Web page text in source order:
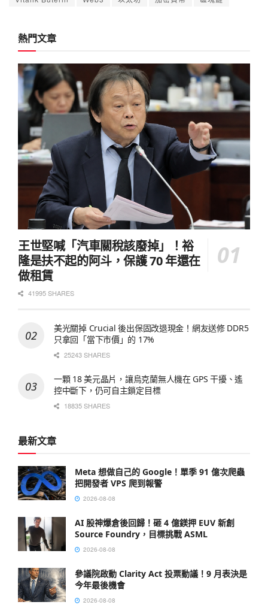
熱門文章
王世堅喊「汽車關稅該廢掉」！裕
隆是扶不起的阿斗，保護 70 年還在
做租賃
41995 SHARES
美光關掉 Crucial 後出保固改退現金！網友送修 DDR5
只拿回「當下市價」的 17%
25243 SHARES
一顆 18 美元晶片，讓烏克蘭無人機在 GPS 干擾、遙
控中斷下，仍可自主鎖定目標
18835 SHARES
最新文章
Meta 想做自己的 Google！單季 91 億次爬蟲
把開發者 VPS 爬到報警
2026-08-08
AI 股神爆倉後回歸！砸 4 億鎂押 EUV 新創
Source Foundry，目標挑戰 ASML
2026-08-08
參議院啟動 Clarity Act 投票動議！9 月表決是
今年最後機會
2026-08-08